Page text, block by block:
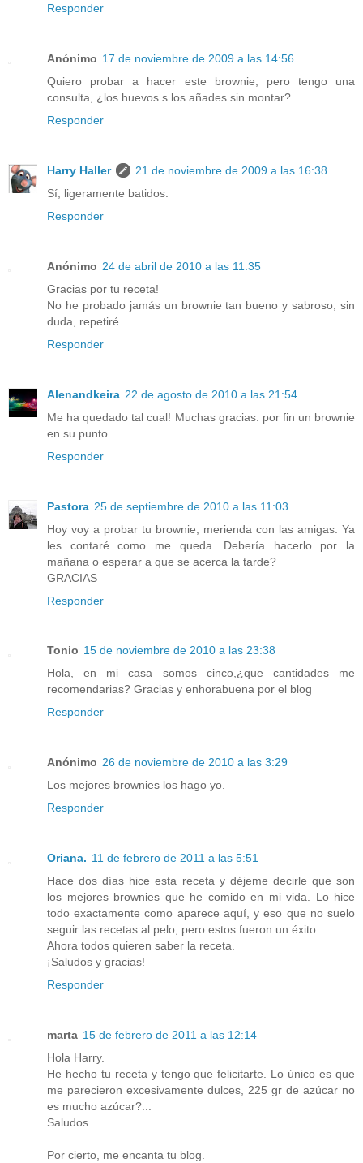
Responder
Anónimo 17 de noviembre de 2009 a las 14:56
Quiero probar a hacer este brownie, pero tengo una
consulta, ¿los huevos s los añades sin montar?
Responder
Harry Haller
21 de noviembre de 2009 a las 16:38
Sí, ligeramente batidos.
Responder
Anónimo 24 de abril de 2010 a las 11:35
Gracias por tu receta!
No he probado jamás un brownie tan bueno y sabroso; sin
duda, repetiré.
Responder
Alenandkeira 22 de agosto de 2010 a las 21:54
Me ha quedado tal cual! Muchas gracias. por fin un brownie
en su punto.
Responder
Pastora 25 de septiembre de 2010 a las 11:03
Hoy voy a probar tu brownie, merienda con las amigas. Ya
les contaré como me queda. Debería hacerlo por la
mañana o esperar a que se acerca la tarde?
GRACIAS
Responder
Tonio 15 de noviembre de 2010 a las 23:38
Hola, en mi casa somos cinco,¿que cantidades me
recomendarias? Gracias y enhorabuena por el blog
Responder
Anónimo 26 de noviembre de 2010 a las 3:29
Los mejores brownies los hago yo.
Responder
Oriana. 11 de febrero de 2011 a las 5:51
Hace dos días hice esta receta y déjeme decirle que son
los mejores brownies que he comido en mi vida. Lo hice
todo exactamente como aparece aquí, y eso que no suelo
seguir las recetas al pelo, pero estos fueron un éxito.
Ahora todos quieren saber la receta.
¡Saludos y gracias!
Responder
marta 15 de febrero de 2011 a las 12:14
Hola Harry.
He hecho tu receta y tengo que felicitarte. Lo único es que
me parecieron excesivamente dulces, 225 gr de azúcar no
es mucho azúcar?...
Saludos.
Por cierto, me encanta tu blog.